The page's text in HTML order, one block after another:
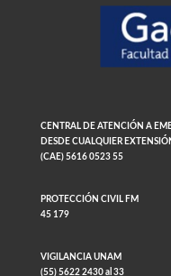
CENTRAL DE ATENCIÓN A
DESDE CUALQUIER
(CAE) 5616 0523 55
PROTECCIÓN CIVIL FM
45 179
VIGILANCIA UNAM
(55) 5622 2430 al 33